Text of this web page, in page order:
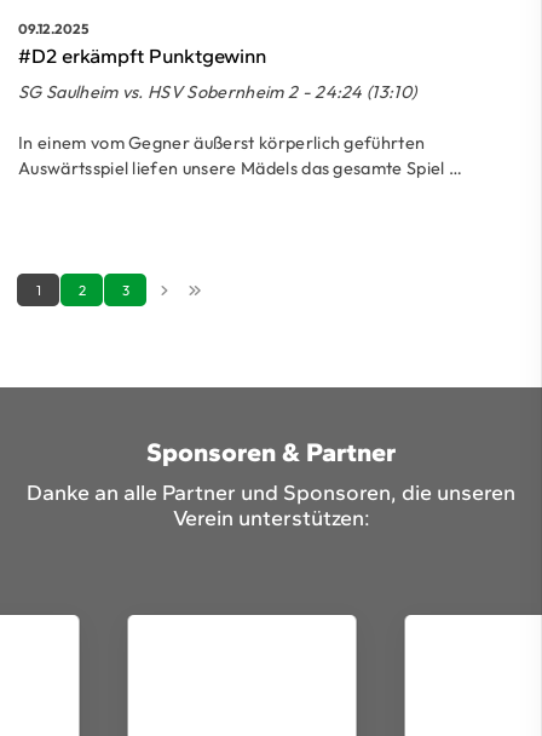
09.12.2025
#D2 erkämpft Punktgewinn
SG Saulheim vs. HSV Sobernheim 2 - 24:24 (13:10)
In einem vom Gegner äußerst körperlich geführten
Auswärtsspiel liefen unsere Mädels das gesamte Spiel …
1 2 3
Sponsoren & Partner
Danke an alle Partner und Sponsoren, die unseren
Verein unterstützen: